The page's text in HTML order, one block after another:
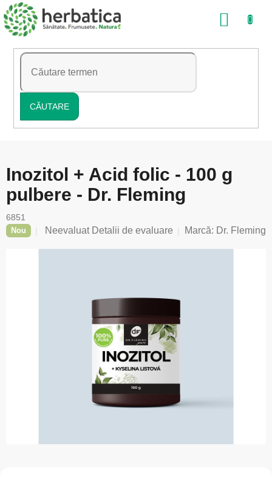
Treci
la
conținut
CĂUTARE
COŞ
Inozitol + Acid folic - 100 g
pulbere - Dr. Fleming
6851
Nou
Evaluarea
Neevaluat Detalii de evaluare Marcă: Dr. Fleming